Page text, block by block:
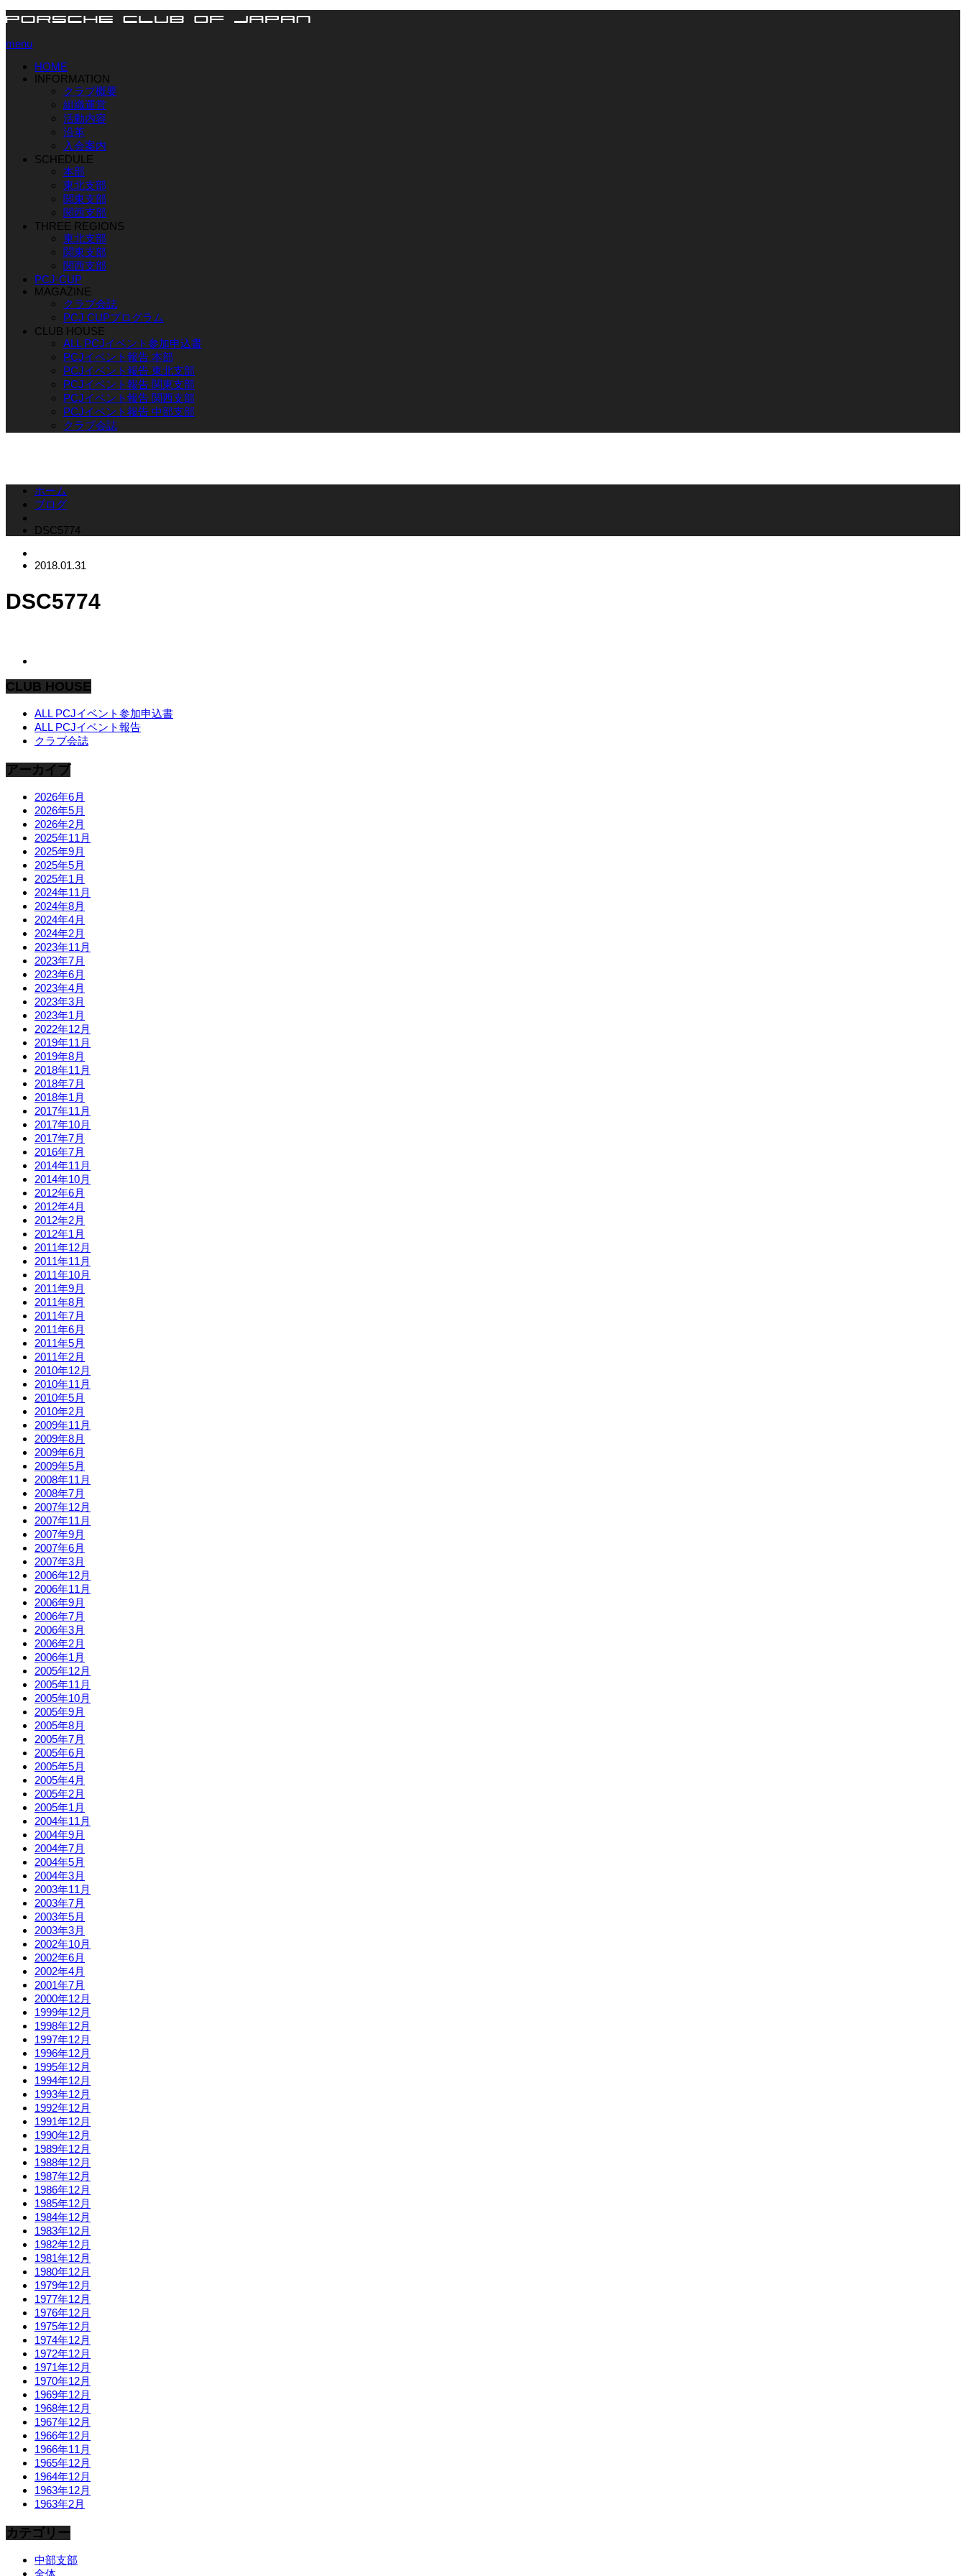
menu
HOME
INFORMATION
クラブ概要
組織運営
活動内容
沿革
入会案内
SCHEDULE
本部
東北支部
関東支部
関西支部
THREE REGIONS
東北支部
関東支部
関西支部
PCJ-CUP
MAGAZINE
クラブ会誌
PCJ CUPプログラム
CLUB HOUSE
ALL PCJイベント参加申込書
PCJイベント報告 本部
PCJイベント報告 東北支部
PCJイベント報告 関東支部
PCJイベント報告 関西支部
PCJイベント報告 中部支部
クラブ会誌
ホーム
ブログ
DSC5774
2018.01.31
DSC5774
CLUB HOUSE
ALL PCJイベント参加申込書
ALL PCJイベント報告
クラブ会誌
アーカイブ
2026年6月
2026年5月
2026年2月
2025年11月
2025年9月
2025年5月
2025年1月
2024年11月
2024年8月
2024年4月
2024年2月
2023年11月
2023年7月
2023年6月
2023年4月
2023年3月
2023年1月
2022年12月
2019年11月
2019年8月
2018年11月
2018年7月
2018年1月
2017年11月
2017年10月
2017年7月
2016年7月
2014年11月
2014年10月
2012年6月
2012年4月
2012年2月
2012年1月
2011年12月
2011年11月
2011年10月
2011年9月
2011年8月
2011年7月
2011年6月
2011年5月
2011年2月
2010年12月
2010年11月
2010年5月
2010年2月
2009年11月
2009年8月
2009年6月
2009年5月
2008年11月
2008年7月
2007年12月
2007年11月
2007年9月
2007年6月
2007年3月
2006年12月
2006年11月
2006年9月
2006年7月
2006年3月
2006年2月
2006年1月
2005年12月
2005年11月
2005年10月
2005年9月
2005年8月
2005年7月
2005年6月
2005年5月
2005年4月
2005年2月
2005年1月
2004年11月
2004年9月
2004年7月
2004年5月
2004年3月
2003年11月
2003年7月
2003年5月
2003年3月
2002年10月
2002年6月
2002年4月
2001年7月
2000年12月
1999年12月
1998年12月
1997年12月
1996年12月
1995年12月
1994年12月
1993年12月
1992年12月
1991年12月
1990年12月
1989年12月
1988年12月
1987年12月
1986年12月
1985年12月
1984年12月
1983年12月
1982年12月
1981年12月
1980年12月
1979年12月
1977年12月
1976年12月
1975年12月
1974年12月
1972年12月
1971年12月
1970年12月
1969年12月
1968年12月
1967年12月
1966年12月
1966年11月
1965年12月
1964年12月
1963年12月
1963年2月
カテゴリー
中部支部